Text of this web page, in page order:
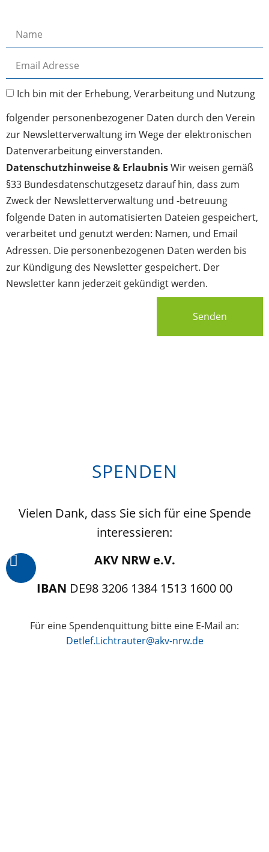
Ich bin mit der Erhebung, Verarbeitung und Nutzung
folgender personenbezogener Daten durch den Verein
zur Newsletterverwaltung im Wege der elektronischen
Datenverarbeitung einverstanden.
Datenschutzhinweise & ErlaubnisWir weisen gemäß
§33 Bundesdatenschutzgesetz darauf hin, dass zum
Zweck der Newsletterverwaltung und -betreuung
folgende Daten in automatisierten Dateien gespeichert,
verarbeitet und genutzt werden: Namen, und Email
Adressen. Die personenbezogenen Daten werden bis
zur Kündigung des Newsletter gespeichert. Der
Newsletter kann jederzeit gekündigt werden.
Senden
SPENDEN
Vielen Dank, dass Sie sich für eine Spende
interessieren:
AKV NRW e.V.
IBAN DE98 3206 1384 1513 1600 00
Für eine Spendenquittung bitte eine E-Mail an:
Detlef.Lichtrauter@akv-nrw.de